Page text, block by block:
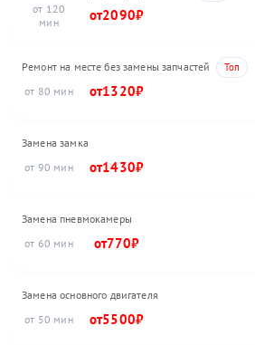
120
2090
Ремонт на месте без замены запчастей
80
1320
Замена замка
90
1430
Замена пневмокамеры
60
770
Замена основного двигателя
50
5500